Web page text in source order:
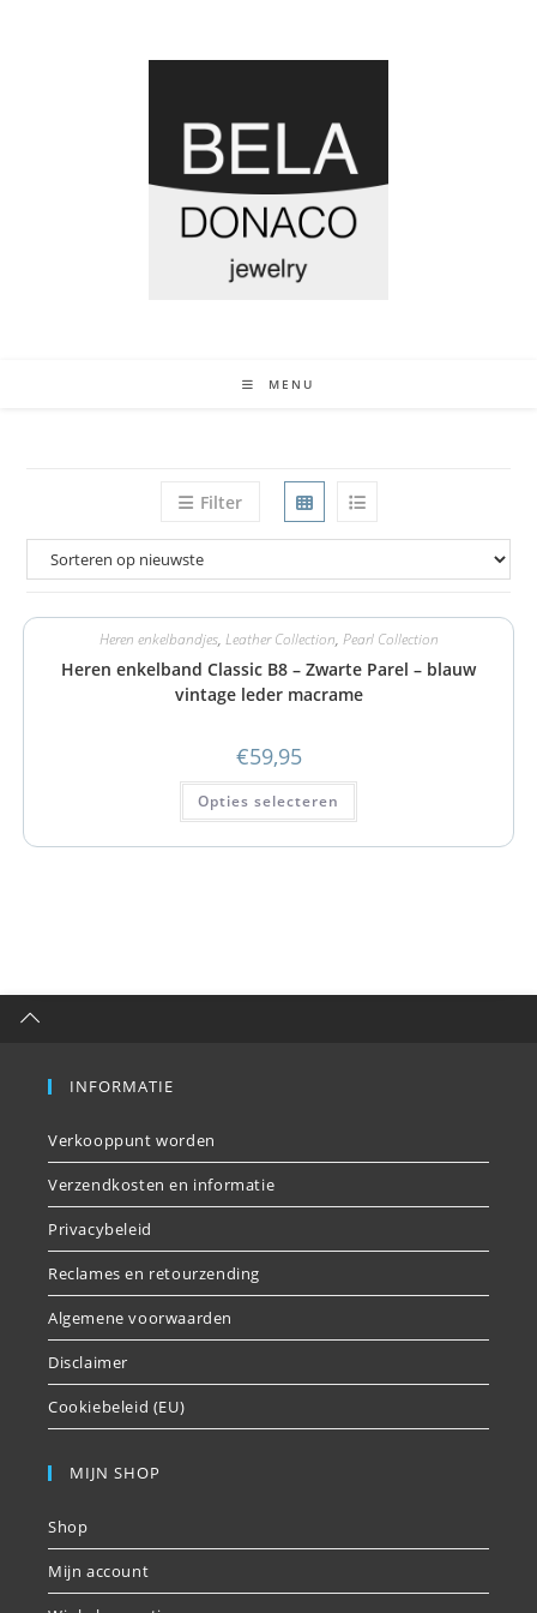
MENU
Filter
Heren enkelbandjes, Leather Collection, Pearl Collection
Heren enkelband Classic B8 – Zwarte Parel – blauw
vintage leder macrame
€59,95
Opties selecteren
INFORMATIE
Verkooppunt worden
Verzendkosten en informatie
Privacybeleid
Reclames en retourzending
Algemene voorwaarden
Disclaimer
Cookiebeleid (EU)
MIJN SHOP
Shop
Mijn account